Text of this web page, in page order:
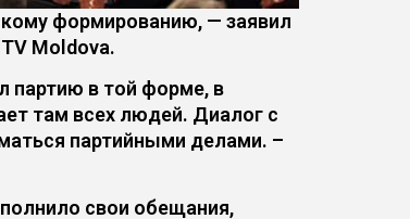
формированию, — заявил
Moldova.
партию в той форме, в
там всех людей. Диалог с
партийными делами. –
свои обещания,